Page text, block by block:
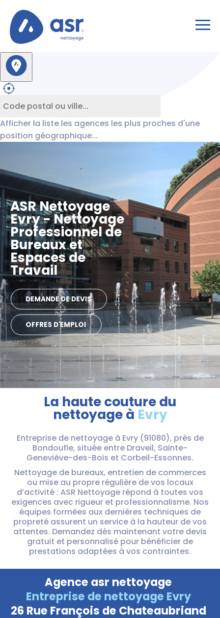
Afficher la liste les agences les plus proches d'une
position géographique...
ASR Nettoyage
Evry - Nettoyage
Professionnel de
Bureaux et
Espaces de
Travail
DEMANDE DE DEVIS
OFFRES D'EMPLOI
La haute couture du
nettoyage à Evry
Entreprise de nettoyage à Evry(91080), près de
Bondoufle, située entre Draveil, Sainte-
Geneviève-des-Bois et Corbeil-Essonnes.
Nettoyage de bureaux, entretien de commerces
ou mise au propre régulière de vos locaux
d’activité : ASR Nettoyage répond à toutes vos
exigences avec rigueur et professionnalisme. Nos
équipes formées aux dernières techniques de
propreté assurent un service à la hauteur de vos
attentes. Demandez dès maintenant votre devis
gratuit et personnalisé pour bénéficier de
prestations adaptées à vos contraintes.
Agence asr nettoyage
Entreprise de nettoyage Evry
26 Rue François de Chateaubriand